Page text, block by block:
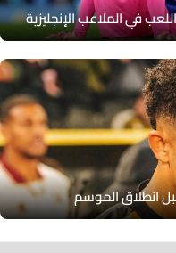
الملاعب الإنجليزية
الموسم